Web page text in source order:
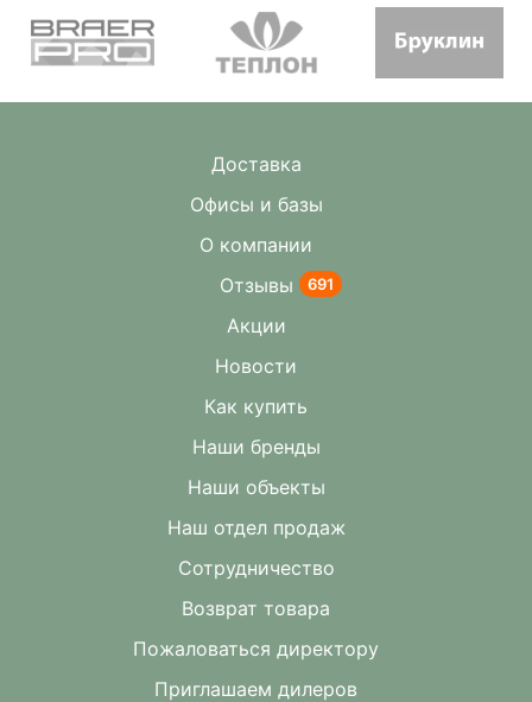
Доставка
Офисы и базы
О компании
Отзывы
691
Акции
Новости
Как купить
Наши бренды
Наши объекты
Наш отдел продаж
Сотрудничество
Возврат товара
Пожаловаться директору
Приглашаем дилеров